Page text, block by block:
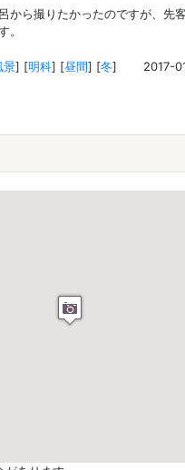
から撮りたかったのですが、先
。
景] [明科] [昼間] [冬] 2017-